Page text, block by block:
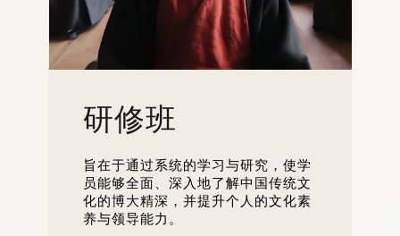
研修班
旨在于通过系统的学习与研究，使学
员能够全面、深入地了解中国传统文
化的博大精深，并提升个人的文化素
养与领导能力。